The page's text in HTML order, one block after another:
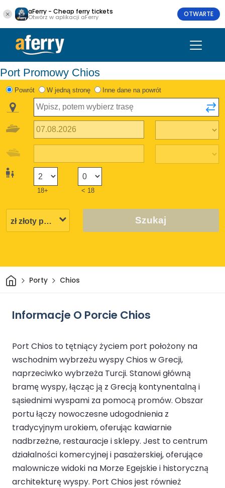
aFerry - Cheap ferry tickets
Otwórz w aplikacji aFerry OTWARTE
Port Promowy Chios
Powrót W jedną stronę Inne dane na powrót
18+ < 18
Szukaj
DomPorty Chios
Informacje O Porcie Chios
Port Chios to tętniący życiem port położony na
wschodnim wybrzeżu wyspy Chios w Grecji,
naprzeciwko wybrzeża Turcji. Stanowi główną
bramę wyspy, łącząc ją z Grecją kontynentalną i
sąsiednimi wyspami za pomocą promów. Obszar
portu łączy nowoczesne udogodnienia z
tradycyjnym urokiem, oferując kawiarnie
nadbrzeżne, restauracje i sklepy. Jest to centrum
działalności komercyjnej i pasażerskiej, oferujące
malownicze widoki na Morze Egejskie i historyczną
architekturę wyspy. Port Chios jest również